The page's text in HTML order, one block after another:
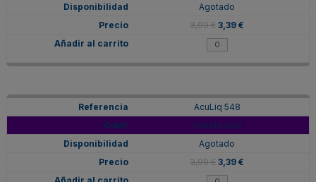
Agotado
3,99 € 3,39 €
AcuLiq 548
Violeta azul
Agotado
3,99 € 3,39 €